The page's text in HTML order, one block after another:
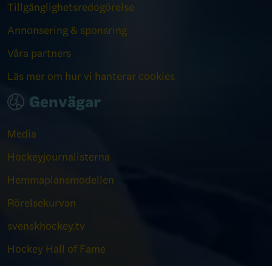
Tillgänglighetsredogörelse
Annonsering & sponsring
Våra partners
Läs mer om hur vi hanterar cookies
Genvägar
Media
Hockeyjournalisterna
Hemmaplansmodellen
Rörelsekurvan
svenskhockey.tv
Hockey Hall of Fame